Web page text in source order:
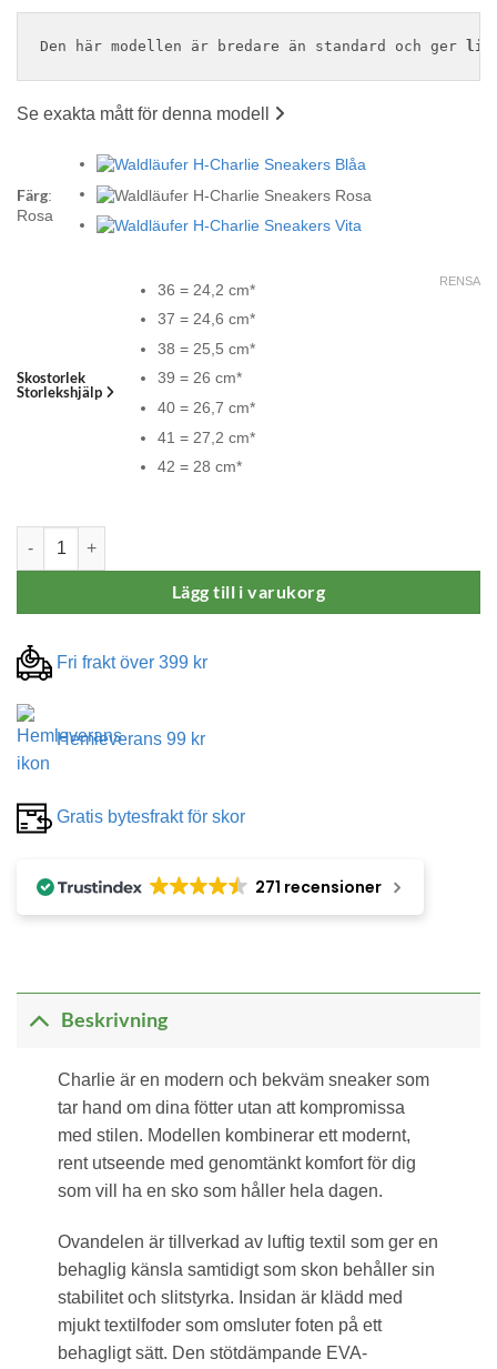
Den här modellen är bredare än standard och ger lite
Se exakta mått för denna modell
Färg:
Rosa
Skostorlek
Storlekshjälp
36 = 24,2 cm*
37 = 24,6 cm*
38 = 25,5 cm*
39 = 26 cm*
40 = 26,7 cm*
41 = 27,2 cm*
42 = 28 cm*
RENSA
Waldläufer H-Charlie Sneakers Rosa mängd
Lägg till i varukorg
Fri frakt över 399 kr
Hemleverans 99 kr
Gratis bytesfrakt för skor
271 recensioner
Beskrivning
Charlie är en modern och bekväm sneaker som
tar hand om dina fötter utan att kompromissa
med stilen. Modellen kombinerar ett modernt,
rent utseende med genomtänkt komfort för dig
som vill ha en sko som håller hela dagen.
Ovandelen är tillverkad av luftig textil som ger en
behaglig känsla samtidigt som skon behåller sin
stabilitet och slitstyrka. Insidan är klädd med
mjukt textilfoder som omsluter foten på ett
behagligt sätt. Den stötdämpande EVA-